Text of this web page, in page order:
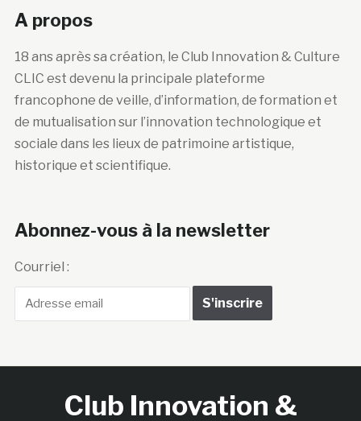
A propos
18 ans après sa création, le Club Innovation & Culture
CLIC est devenu la principale plateforme
francophone de veille, d’information, de formation et
de mutualisation sur l’innovation technologique et
sociale dans les lieux de patrimoine artistique,
historique et scientifique.
Abonnez-vous à la newsletter
Courriel :
Club Innovation &